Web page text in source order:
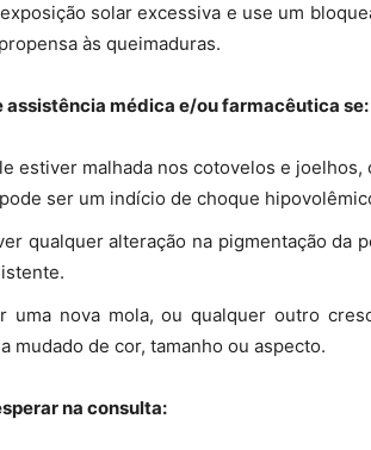
solar excessiva e use um
às queimaduras.
assistência médica e/ou farmacêutica se:
estiver malhada nos cotovelos e
ser um indício de choque
qualquer alteração na pigmentação da
uma nova mola, ou qualquer outro
mudado de cor, tamanho ou aspecto.
na consulta: